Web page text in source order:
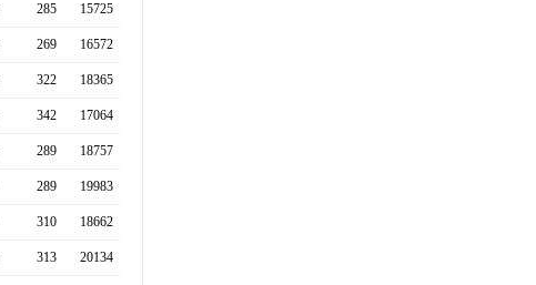
285 15725
269 16572
322 18365
342 17064
289 18757
289 19983
310 18662
313 20134